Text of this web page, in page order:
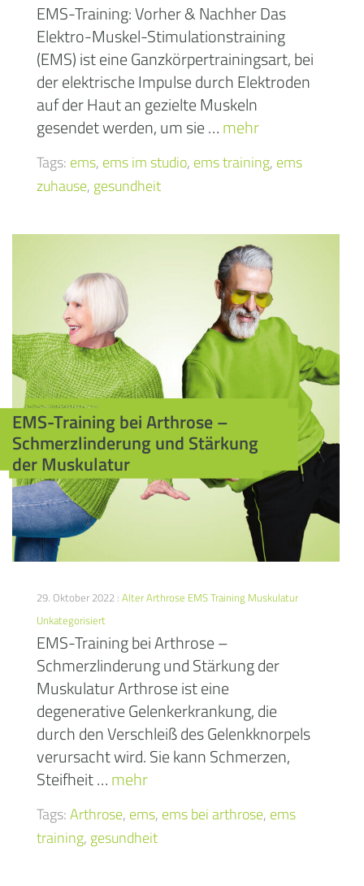
EMS-Training: Vorher & Nachher Das
Elektro-Muskel-Stimulationstraining
(EMS) ist eine Ganzkörpertrainingsart, bei
der elektrische Impulse durch Elektroden
auf der Haut an gezielte Muskeln
gesendet werden, um sie …mehr
Tags: ems, ems im studio, ems training, ems
zuhause, gesundheit
EMS-Training bei Arthrose –
Schmerzlinderung und Stärkung
der Muskulatur
29. Oktober 2022 : AlterArthrose EMS Training Muskulatur
Unkategorisiert
EMS-Training bei Arthrose –
Schmerzlinderung und Stärkung der
Muskulatur Arthrose ist eine
degenerative Gelenkerkrankung, die
durch den Verschleiß des Gelenkknorpels
verursacht wird. Sie kann Schmerzen,
Steifheit …mehr
Tags:Arthrose, ems, ems bei arthrose, ems
training, gesundheit